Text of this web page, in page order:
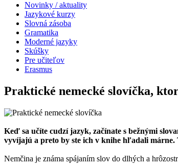
Novinky / aktuality
Jazykové kurzy
Slovná zásoba
Gramatika
Moderné jazyky
Skúšky
Pre učiteľov
Erasmus
Praktické nemecké slovíčka,
Keď sa učíte cudzí jazyk, začínate s bežnými
vyvíjajú a preto by ste ich v knihe hľadali
Nemčina je známa spájaním slov do dlhých a